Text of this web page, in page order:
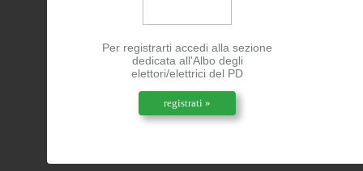
Per registrarti accedi alla sezione
dedicata all'Albo degli
elettori/elettrici del PD